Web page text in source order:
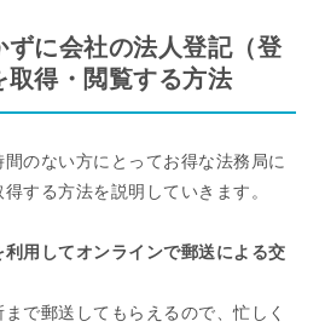
ずに会社の法人登記（登
取得・閲覧する方法
のない方にとってお得な法務局に
する方法を説明していきます。
利用してオンラインで郵送による交
で郵送してもらえるので、忙しく